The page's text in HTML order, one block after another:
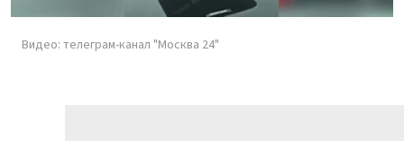
Видео: телеграм-канал "Москва 24"